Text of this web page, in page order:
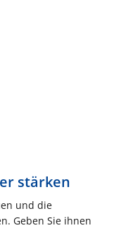
stärken
und die
Geben Sie ihnen